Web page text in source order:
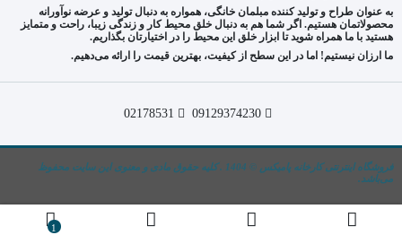
به عنوان طراح و تولید کننده مبلمان خانگی، همواره به دنبال تولید و عرضه نوآورانه
محصولاتمان هستیم. اگر شما هم به دنبال خلق محیط کار و زندگی زیبا، راحت و متمایز
هستید با ما همراه شوید تا ابزار خلق این محیط را در اختیارتان بگذاریم.
ما ارزان نیستیم! اما در این سطح از کیفیت، بهترین قیمت را ارائه می‌دهیم.
09129374230
02178531
فروشگاه اینترنتی کارخانه پامیکس © 1404 . کلیه حقوق مادی و معنوی این سایت محفوظ
می‌باشد.
1